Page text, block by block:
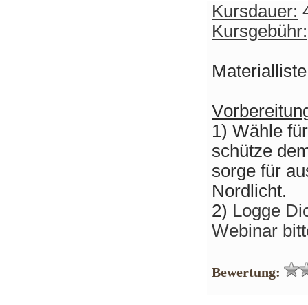
Kursdauer:
Kursgebühr:
1) Wähle
schütze
sorge für
Nordlicht.
2) Logge
Webinar
Bewertung: